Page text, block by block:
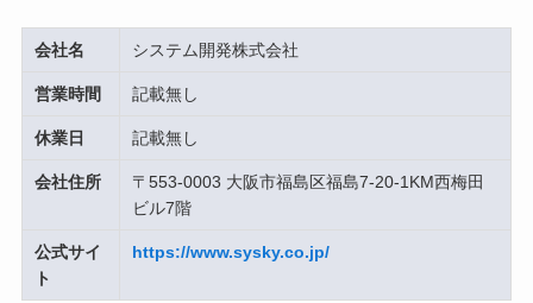
会社名 システム開発株式会社
営業時間 記載無し
休業日 記載無し
会社住所
〒553-0003 大阪市福島区福島7-20-1KM西梅田
ビル7階
公式サイ
ト
https://www.sysky.co.jp/